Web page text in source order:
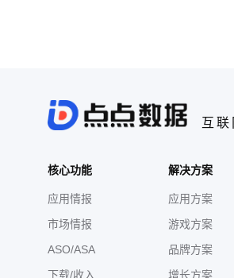
互
核心功能
应用情报
市场情报
ASO/ASA
下载/收入
解决方案
应用方案
游戏方案
品牌方案
增长方案